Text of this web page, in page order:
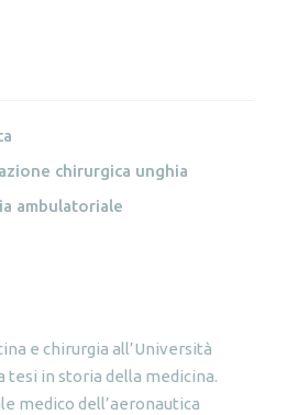
chirurgica unghia
ambulatoriale
e chirurgia all’Università
tesi in storia della medicina.
medico dell’aeronautica